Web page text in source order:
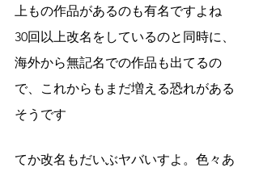
上もの作品があるのも有名ですよね
30回以上改名をしているのと同時に、
海外から無記名での作品も出てるの
で、これからもまだ増える恐れがある
そうです
てか改名もだいぶヤバいすよ。色々あ